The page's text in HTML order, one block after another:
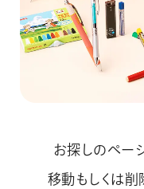
お探しのペー
移動もしくは削